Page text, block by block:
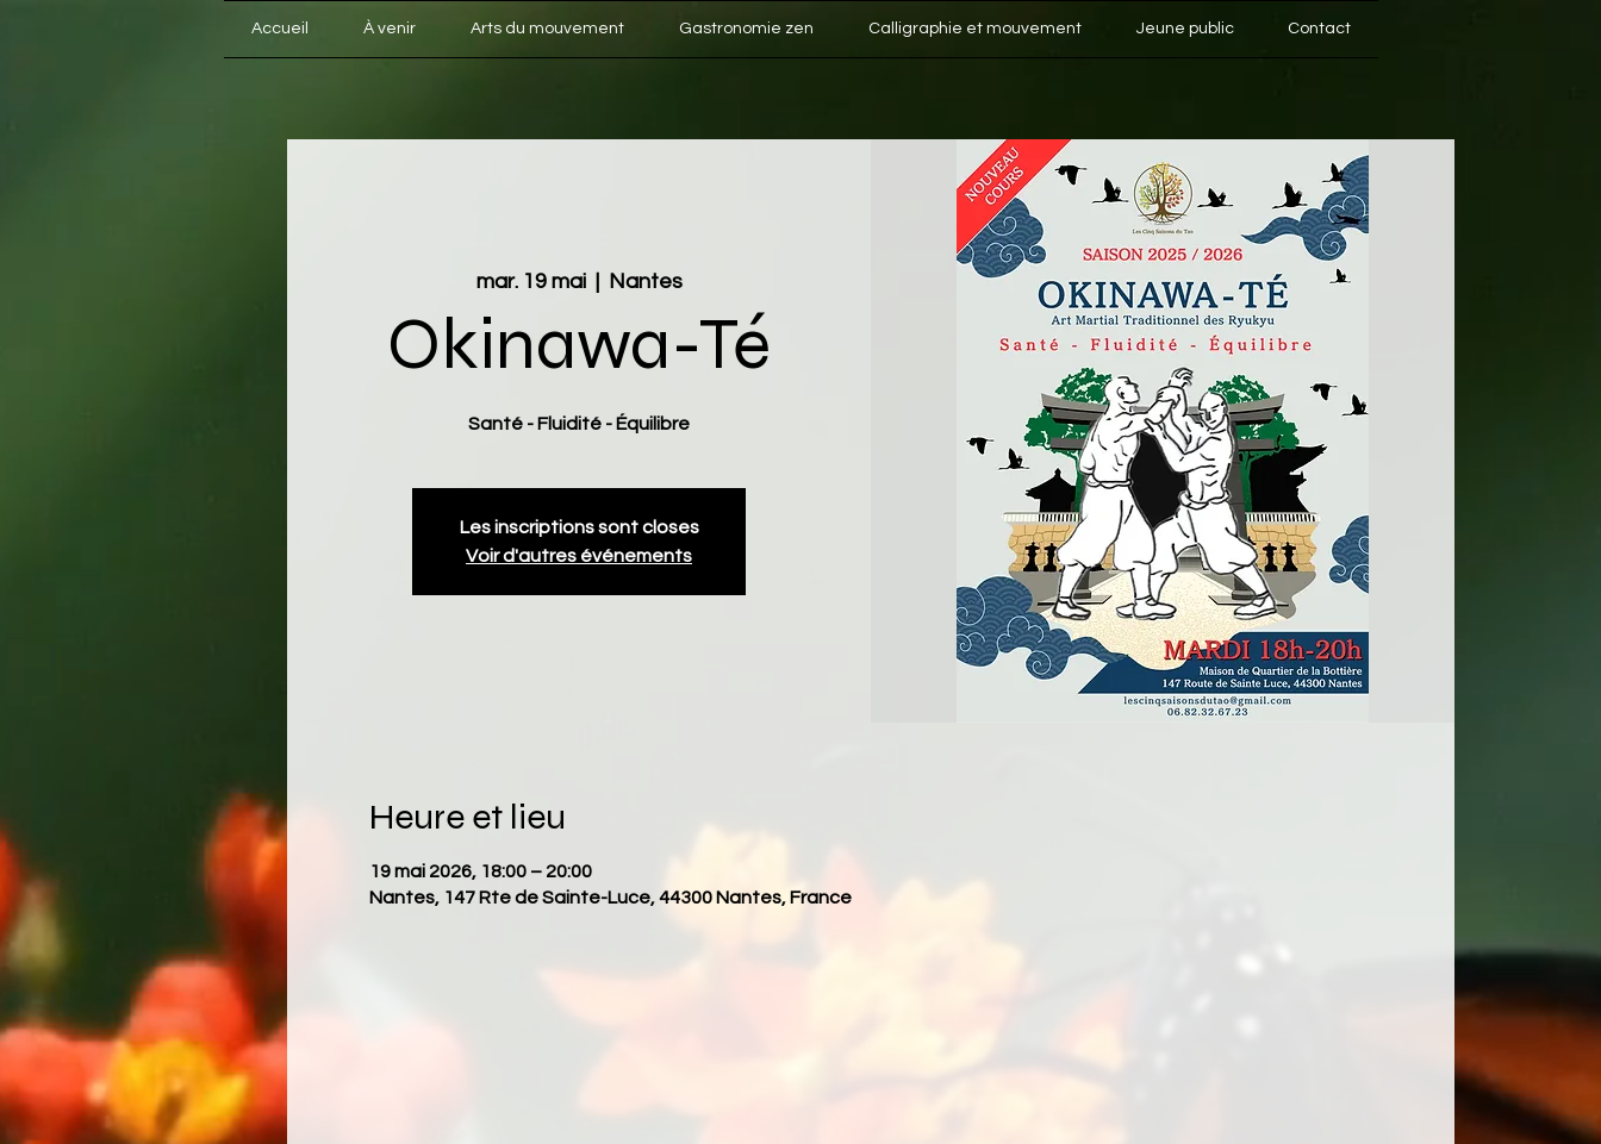
Accueil À venir Arts du mouvement Gastronomie zen Calligraphie et mouvement Jeune public Contact
mar. 19 mai
  |
Nantes
Okinawa-Té
Santé - Fluidité - Équilibre
Les inscriptions sont closes
Voir d'autres événements
Heure et lieu
19 mai 2026, 18:00 – 20:00
Nantes, 147 Rte de Sainte-Luce, 44300 Nantes, France